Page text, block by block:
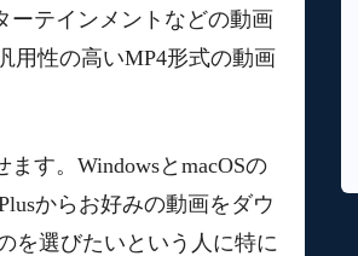
ーテインメントなどの動画
用性の高いMP4形式の動画
す。WindowsとmacOSの
からお好みの動画をダウ
を選びたいという人に特に